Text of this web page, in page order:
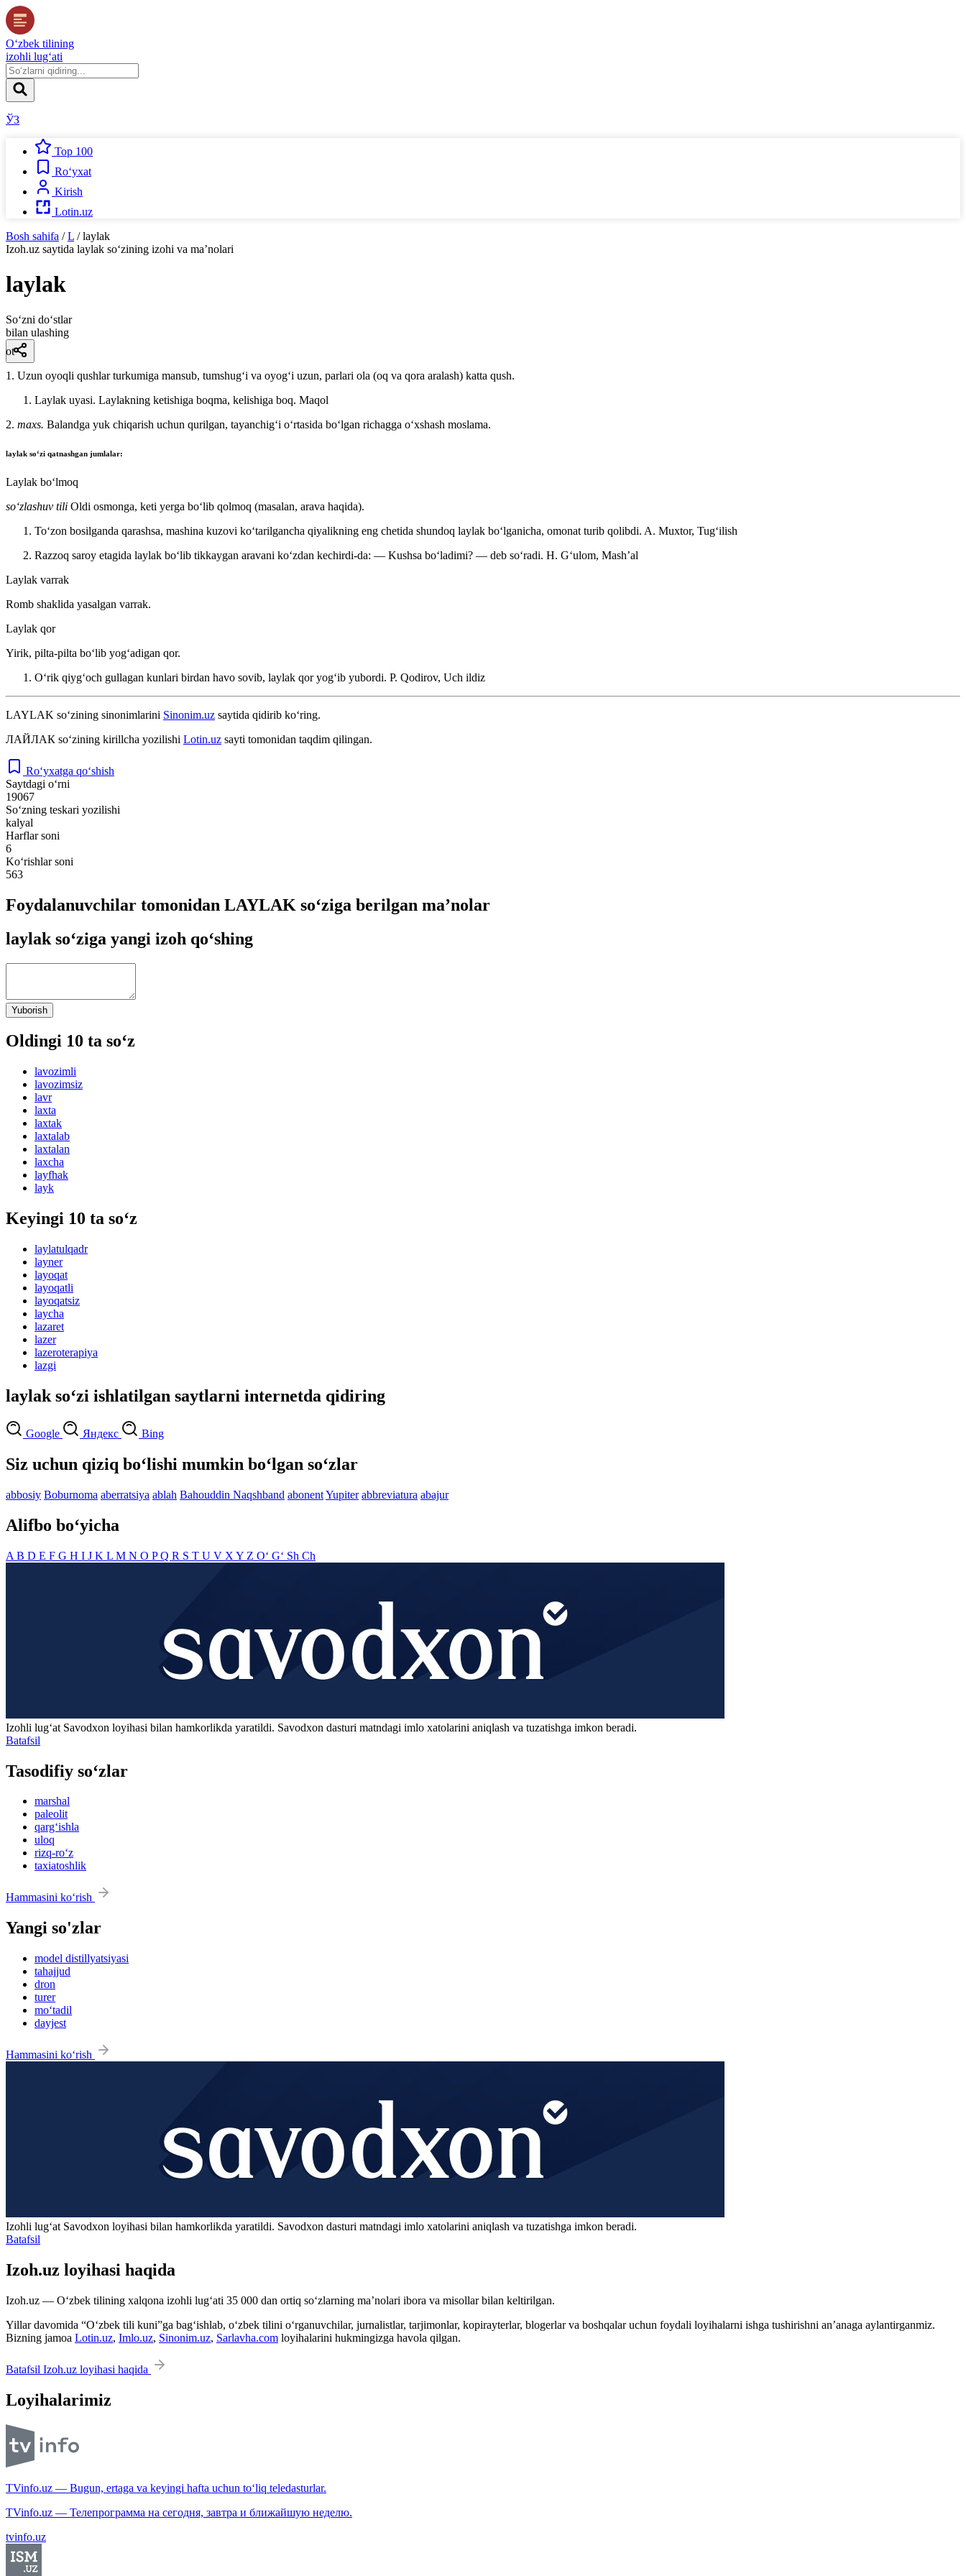
O‘zbek tilining
izohli lug‘ati
ЎЗ
Top 100
Ro‘yxat
Kirish
Lotin.uz
Bosh sahifa / L / laylak
Izoh.uz saytida laylak so‘zining izohi va ma’nolari
laylak
So‘zni do‘stlar
bilan ulashing
ot
1. Uzun oyoqli qushlar turkumiga mansub, tumshugʻi va oyogʻi uzun, parlari ola (oq va qora aralash) katta qush.
Laylak uyasi. Laylakning ketishiga boqma, kelishiga boq. Maqol
2. maxs. Balandga yuk chiqarish uchun qurilgan, tayanchigʻi oʻrtasida boʻlgan richagga oʻxshash moslama.
laylak soʻzi qatnashgan jumlalar:
Laylak boʻlmoq
so‘zlashuv tili Oldi osmonga, keti yerga boʻlib qolmoq (masalan, arava haqida).
Toʻzon bosilganda qarashsa, mashina kuzovi koʻtarilgancha qiyalikning eng chetida shundoq laylak boʻlganicha, omonat turib qolibdi. A. Muxtor, Tugʻilish
Razzoq saroy etagida laylak boʻlib tikkaygan aravani koʻzdan kechirdi-da: — Kushsa boʻladimi? — deb soʻradi. H. Gʻulom, Mashʼal
Laylak varrak
Romb shaklida yasalgan varrak.
Laylak qor
Yirik, pilta-pilta boʻlib yogʻadigan qor.
Oʻrik qiygʻoch gullagan kunlari birdan havo sovib, laylak qor yogʻib yubordi. P. Qodirov, Uch ildiz
LAYLAK so‘zining sinonimlarini Sinonim.uz saytida qidirib ko‘ring.
ЛАЙЛАК so‘zining kirillcha yozilishi Lotin.uz sayti tomonidan taqdim qilingan.
Ro‘yxatga qo‘shish
Saytdagi o‘rni
19067
So‘zning teskari yozilishi
kalyal
Harflar soni
6
Ko‘rishlar soni
563
Foydalanuvchilar tomonidan LAYLAK so‘ziga berilgan ma’nolar
laylak so‘ziga yangi izoh qo‘shing
Yuborish
Oldingi 10 ta so‘z
lavozimli
lavozimsiz
lavr
laxta
laxtak
laxtalab
laxtalan
laxcha
layfhak
layk
Keyingi 10 ta so‘z
laylatulqadr
layner
layoqat
layoqatli
layoqatsiz
laycha
lazaret
lazer
lazeroterapiya
lazgi
laylak so‘zi ishlatilgan saytlarni internetda qidiring
Google Яндекс Bing
Siz uchun qiziq bo‘lishi mumkin bo‘lgan so‘zlar
abbosiy Boburnoma aberratsiya ablah Bahouddin Naqshband abonentYupiter abbreviatura abajur
Alifbo bo‘yicha
A B D E F G H I J K L M N O PQ R S T U V X Y Z O‘ G‘ Sh Ch
Izohli lugʻat Savodxon loyihasi bilan hamkorlikda yaratildi. Savodxon dasturi matndagi imlo xatolarini aniqlash va tuzatishga imkon beradi.
Batafsil
Tasodifiy so‘zlar
marshal
paleolit
qarg‘ishla
uloq
rizq-ro‘z
taxiatoshlik
Hammasini ko‘rish
Yangi so'zlar
model distillyatsiyasi
tahajjud
dron
turer
mo‘tadil
dayjest
Hammasini ko‘rish
Izohli lugʻat Savodxon loyihasi bilan hamkorlikda yaratildi. Savodxon dasturi matndagi imlo xatolarini aniqlash va tuzatishga imkon beradi.
Batafsil
Izoh.uz loyihasi haqida
Izoh.uz — O‘zbek tilining xalqona izohli lug‘ati 35 000 dan ortiq so‘zlarning ma’nolari ibora va misollar bilan keltirilgan.
Yillar davomida “O‘zbek tili kuni”ga bag‘ishlab, o‘zbek tilini o‘rganuvchilar, jurnalistlar, tarjimonlar, kopirayterlar, blogerlar va boshqalar uchun foydali loyihalarni ishga tushirishni an’anaga aylantirganmiz.
Bizning jamoa Lotin.uz, Imlo.uz, Sinonim.uz, Sarlavha.com loyihalarini hukmingizga havola qilgan.
Batafsil Izoh.uz loyihasi haqida
Loyihalarimiz
TVinfo.uz — Bugun, ertaga va keyingi hafta uchun to‘liq teledasturlar.
TVinfo.uz — Телепрограмма на сегодня, завтра и ближайшую неделю.
tvinfo.uz